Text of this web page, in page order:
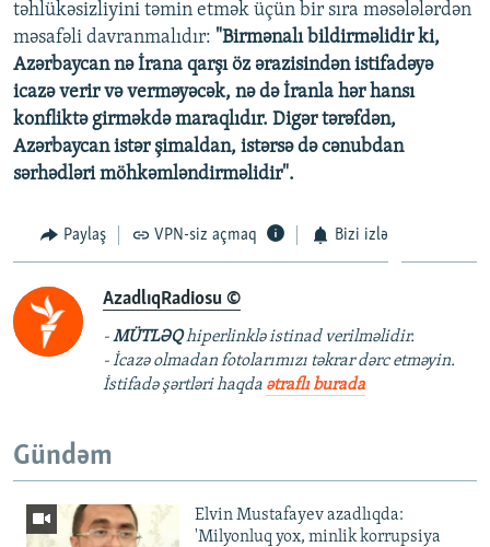
təhlükəsizliyini təmin etmək üçün bir sıra məsələlərdən
məsafəli davranmalıdır: "Birmənalı bildirməlidir ki,
Azərbaycan nə İrana qarşı öz ərazisindən istifadəyə
icazə verir və verməyəcək, nə də İranla hər hansı
konfliktə girməkdə maraqlıdır. Digər tərəfdən,
Azərbaycan istər şimaldan, istərsə də cənubdan
sərhədləri möhkəmləndirməlidir".
Paylaş VPN-siz açmaq Bizi izlə
AzadlıqRadiosu ©
-MÜTLƏQhiperlinklə istinad verilməlidir.
- İcazə olmadan fotolarımızı təkrar dərc etməyin.
İstifadə şərtləri haqda ətraflı burada
Gündəm
Elvin Mustafayev azadlıqda:
'Milyonluq yox, minlik korrupsiya